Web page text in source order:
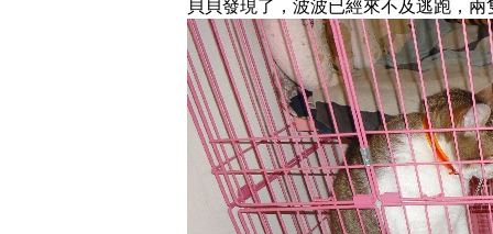
貝貝發現了，波波已經來不及逃跑，